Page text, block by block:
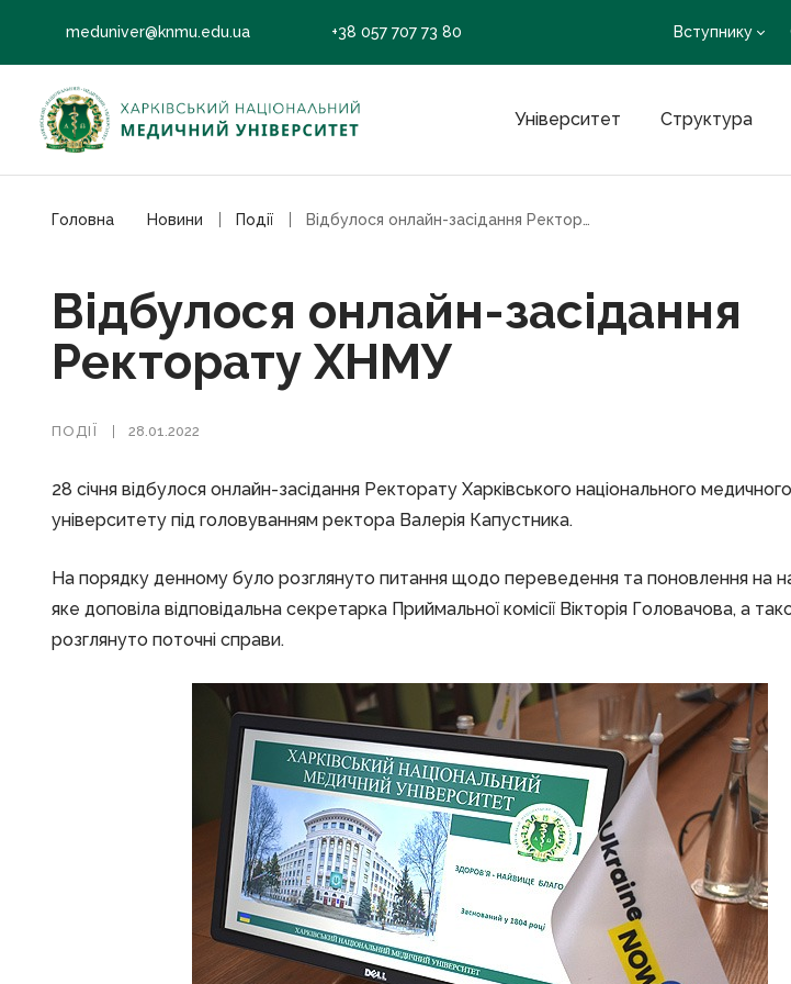
meduniver@knmu.edu.ua +38 057 707 73 80 Вступнику
Університет Структура
Головна Новини Події
Відбулося онлайн-засідання
Ректорату ХНМУ
ПОДІЇ 28.01.2022
28 січня відбулося онлайн-засідання Ректорату Харківського національного медичного
університету під головуванням ректора Валерія Капустника.
На порядку денному було розглянуто питання щодо переведення та поновлення на
яке доповіла відповідальна секретарка Приймальної комісії Вікторія Головачова, а
розглянуто поточні справи.